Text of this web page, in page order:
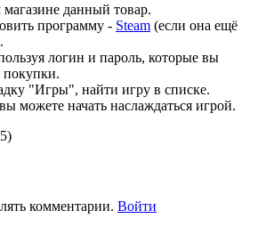
данный товар.
программу - Steam (если она ещё
логин и пароль, которые вы
покупки.
"Игры", найти игру в списке.
можете начать наслаждаться игрой.
комментарии. Войти